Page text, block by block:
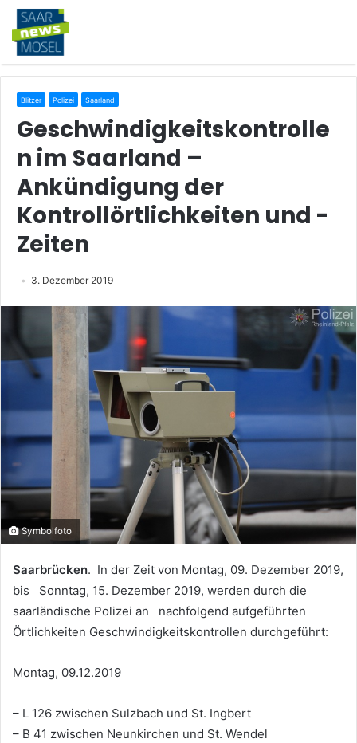
Blitzer Polizei Saarland
Geschwindigkeitskontrolle
n im Saarland –
Ankündigung der
Kontrollörtlichkeiten und -
Zeiten
3. Dezember 2019
Symbolfoto
Saarbrücken. In der Zeit von Montag, 09. Dezember 2019,
bis Sonntag, 15. Dezember 2019, werden durch die
saarländische Polizei an nachfolgend aufgeführten
Örtlichkeiten Geschwindigkeitskontrollen durchgeführt:
Montag, 09.12.2019
– L 126 zwischen Sulzbach und St. Ingbert
– B 41 zwischen Neunkirchen und St. Wendel